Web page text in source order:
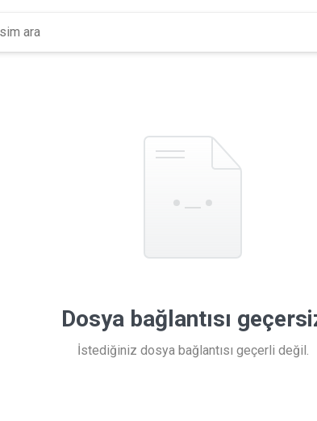
Dosya bağlantısı
İstediğiniz dosya bağlantısı geçerli değil.